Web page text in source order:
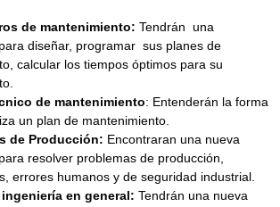
de mantenimiento: Tendrán una
diseñar, programar sus planes de
calcular los tiempos óptimos para su
de mantenimiento: Entenderán la forma
un plan de mantenimiento.
de Producción: Encontraran una nueva
resolver problemas de producción,
errores humanos y de seguridad industrial.
ingeniería en general: Tendrán una nueva